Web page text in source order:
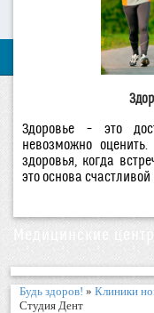
Здоровье – это
невозможно
здоровья, когда
это основа
Медицинские
Будь здоров! » Клиники
Студия Дент